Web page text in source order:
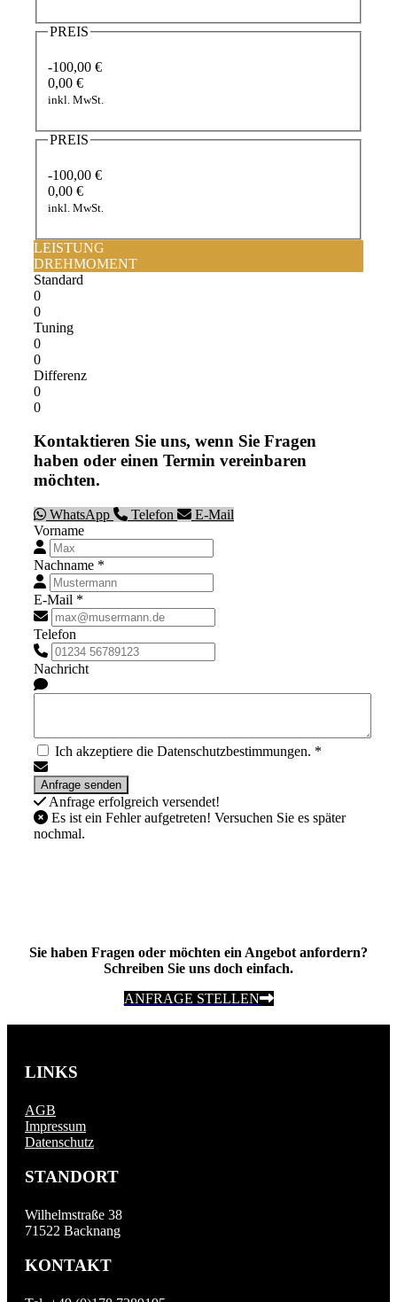
PREIS
-100,00 €
0,00 €
inkl. MwSt.
PREIS
-100,00 €
0,00 €
inkl. MwSt.
LEISTUNG
DREHMOMENT
Standard
0
0
Tuning
0
0
Differenz
0
0
Kontaktieren Sie uns, wenn Sie Fragen
haben oder einen Termin vereinbaren
möchten.
WhatsApp Telefon
E-Mail
Vorname
Nachname *
E-Mail *
Telefon
Nachricht
Ich akzeptiere die Datenschutzbestimmungen. *
Anfrage erfolgreich versendet!
Es ist ein Fehler aufgetreten! Versuchen Sie es später
nochmal.
Sie haben Fragen oder möchten ein Angebot anfordern?
Schreiben Sie uns doch einfach.
ANFRAGE STELLEN
LINKS
AGB
Impressum
Datenschutz
STANDORT
Wilhelmstraße 38
71522 Backnang
KONTAKT